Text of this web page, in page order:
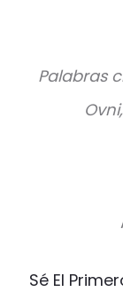
Palabras
V
Sé El